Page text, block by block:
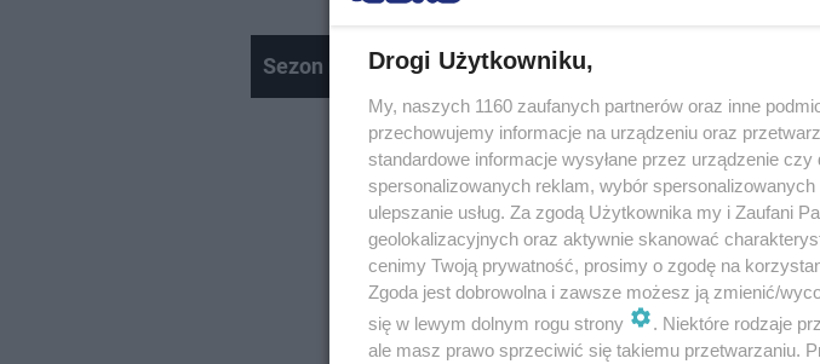
Sezon na parasolki na rzeszowskim Rynku właśnie się
Drogi Użytkowniku,
My, naszych 1160 zaufanych partnerów oraz inne
przechowujemy informacje na urządzeniu oraz
standardowe informacje wysyłane przez urządzenie
spersonalizowanych reklam, wybór
ulepszanie usług. Za zgodą Użytkownika my i Zaufani
geolokalizacyjnych oraz aktywnie skanować
cenimy Twoją prywatność, prosimy o zgodę na
Zgoda jest dobrowolna i zawsze możesz ją zmienić/
się w lewym dolnym rogu strony
. Niektóre rodzaje
ale masz prawo sprzeciwić się takiemu przetwarzaniu.